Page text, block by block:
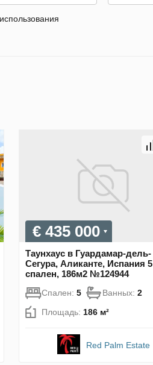
€ 435 000
Таунхаус в Гуардамар-дель-
Сегура, Аликанте, Испания 5
спален, 186м2 №124944
Спален: 5 Ванных: 2
Площадь: 186 м²
Red Palm Estate